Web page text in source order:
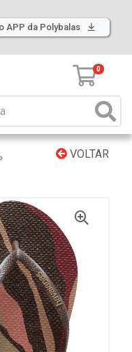
APP da Polybalas
0
VOLTAR